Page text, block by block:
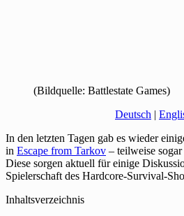
(Bildquelle: Battlestate Games)
Deutsch |
In den letzten Tagen gab es wieder
in Escape from Tarkov – teilweise
Diese sorgen aktuell für einige
Spielerschaft des Hardcore-Survival-
Inhaltsverzeichnis